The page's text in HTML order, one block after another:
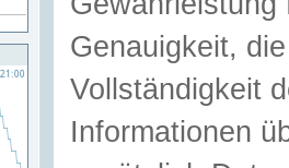
Genauigkeit,
Vollständigkeit
Informationen